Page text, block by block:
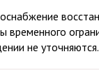
временного
не уточняются.